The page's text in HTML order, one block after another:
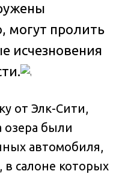
могут пролить
исчезновения
от Элк-Сити,
озера были
автомобиля,
салоне которых